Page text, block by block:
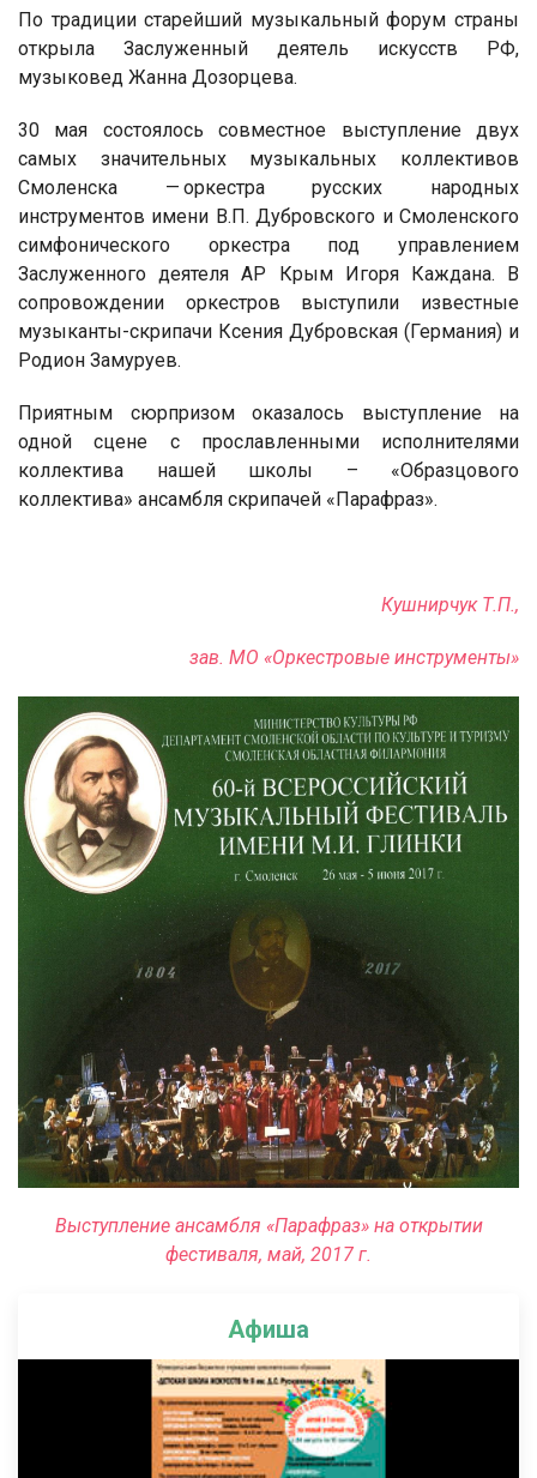
Афиша
По традиции старейший музыкальный форум страны
открыла Заслуженный деятель искусств РФ,
музыковед Жанна Дозорцева.
30 мая состоялось совместное выступление двух
самых значительных музыкальных коллективов
Смоленска — оркестра русских народных
инструментов имени В.П. Дубровского и Смоленского
симфонического оркестра под управлением
Заслуженного деятеля АР Крым Игоря Каждана. В
сопровождении оркестров выступили известные
музыканты-скрипачи Ксения Дубровская (Германия) и
Родион Замуруев.
Приятным сюрпризом оказалось выступление на
одной сцене с прославленными исполнителями
коллектива нашей школы – «Образцового
коллектива» ансамбля скрипачей «Парафраз».
Кушнирчук Т.П.,
зав. МО «Оркестровые инструменты»
Выступление ансамбля «Парафраз» на открытии
фестиваля, май, 2017 г.